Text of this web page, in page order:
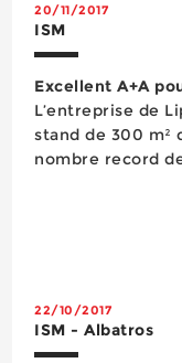
20/11/2017
ISM
Excellent A+A
L’entreprise de
stand de 300 m²
nombre record
22/10/2017
ISM - Albatros